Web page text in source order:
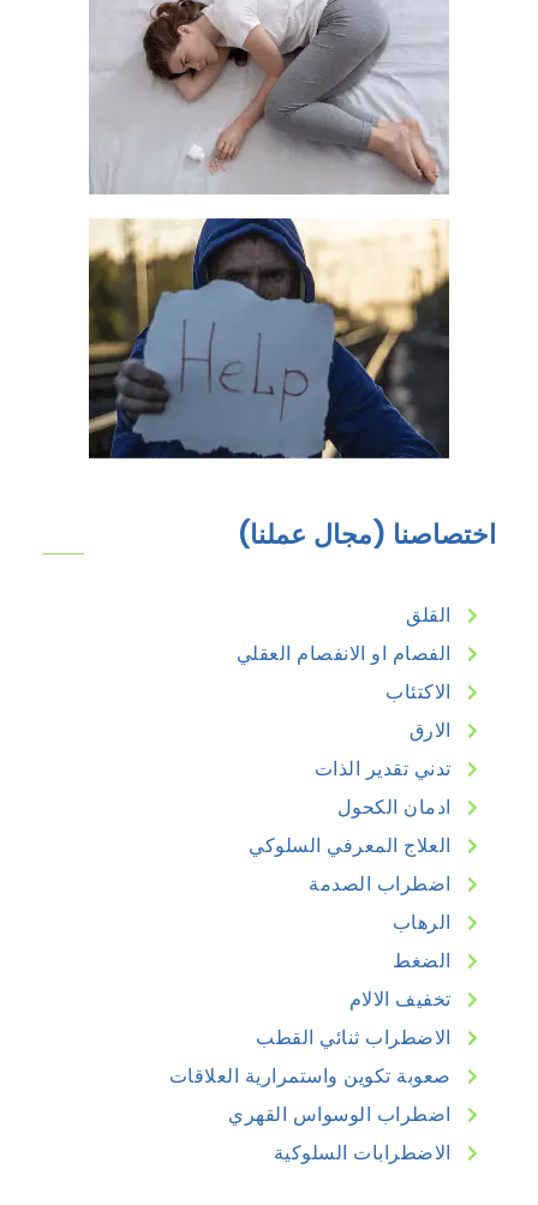
اختصاصنا (مجال عملنا)
القلق
الفصام او الانفصام العقلي
الاكتئاب
الارق
تدني تقدير الذات
ادمان الكحول
العلاج المعرفي السلوكي
اضطراب الصدمة
الرهاب
الضغط
تخفيف الالام
الاضطراب ثنائي القطب
صعوبة تكوين واستمرارية العلاقات
اضطراب الوسواس القهري
الاضطرابات السلوكية